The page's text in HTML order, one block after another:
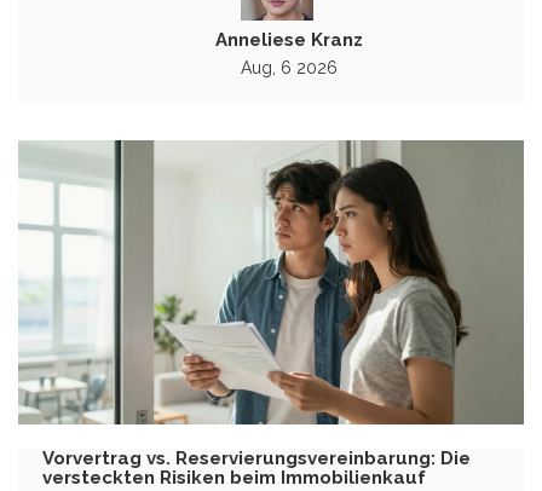
Anneliese Kranz
Aug, 6 2026
Vorvertrag vs. Reservierungsvereinbarung: Die
versteckten Risiken beim Immobilienkauf